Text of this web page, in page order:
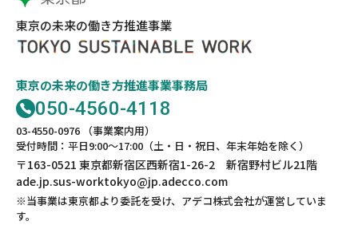
東京の未来の働き方推進事業
東京の未来の働き方推進事業事務局
050-4560-4118
03-4550-0976 （事業案内用）
受付時間：平日9:00～17:00（土・日・祝日、年末年始を除く）
〒163-0521 東京都新宿区西新宿1-26-2 新宿野村ビル21階
ade.jp.sus-worktokyo@jp.adecco.com
※当事業は東京都より委託を受け、アデコ株式会社が運営していま
す。